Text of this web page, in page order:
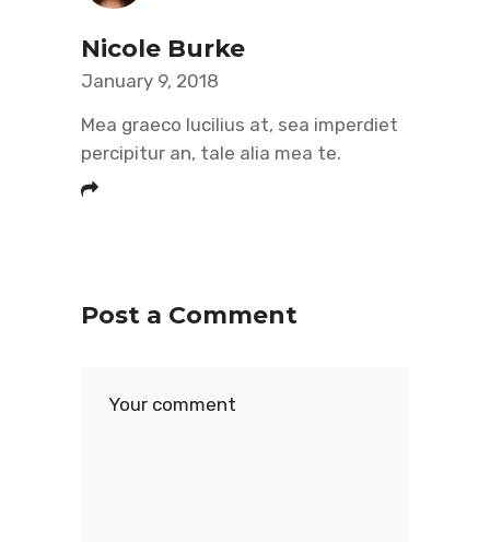
Nicole Burke
January 9, 2018
Mea graeco lucilius at, sea imperdiet
percipitur an, tale alia mea te.
Post a Comment